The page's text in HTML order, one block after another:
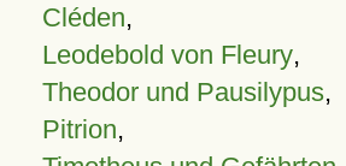
Cléden,
Leodebold von Fleury,
Theodor und Pausilypus,
Pitrion,